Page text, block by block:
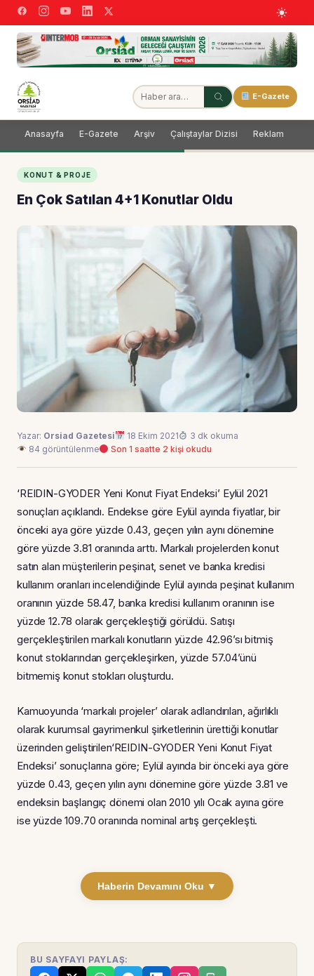
E-Gazete
Anasayfa E-Gazete Arşiv Çalıştaylar Dizisi Reklam
KONUT & PROJE
En Çok Satılan 4+1 Konutlar Oldu
Yazar: Orsiad Gazetesi 18 Ekim 2021
3 dk okuma
84 görüntülenme
Son 1 saatte 2 kişi okudu
‘REIDIN-GYODER Yeni Konut Fiyat Endeksi’ Eylül 2021
sonuçları açıklandı. Endekse göre Eylül ayında fiyatlar, bir
önceki aya göre yüzde 0.43, geçen yılın aynı dönemine
göre yüzde 3.81 oranında arttı. Markalı projelerden konut
satın alan müşterilerin peşinat, senet ve banka kredisi
kullanım oranları incelendiğinde Eylül ayında peşinat kullanım
oranının yüzde 58.47, banka kredisi kullanım oranının ise
yüzde 12.78 olarak gerçekleştiği görüldü. Satışı
gerçekleştirilen markalı konutların yüzde 42.96’sı bitmiş
konut stoklarından gerçekleşirken, yüzde 57.04’ünü
bitmemiş konut stokları oluşturdu.
Kamuoyunda ‘markalı projeler’ olarak adlandırılan, ağırlıklı
olarak kurumsal gayrimenkul şirketlerinin ürettiği konutlar
üzerinden geliştirilen‘REIDIN-GYODER Yeni Konut Fiyat
Endeksi’ sonuçlarına göre; Eylül ayında bir önceki aya göre
yüzde 0.43, geçen yılın aynı dönemine göre yüzde 3.81 ve
endeksin başlangıç dönemi olan 2010 yılı Ocak ayına göre
ise yüzde 109.70 oranında nominal artış gerçekleşti.
Haberin Devamını Oku ▼
BU SAYFAYI PAYLAŞ: